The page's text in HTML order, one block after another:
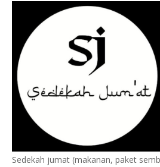
Sedekah jumat (makanan, paket